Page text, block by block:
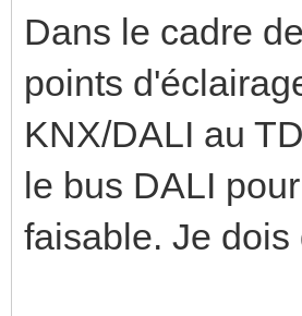
Dans le cadre
points
KNX/DALI au
le bus DALI
faisable. Je